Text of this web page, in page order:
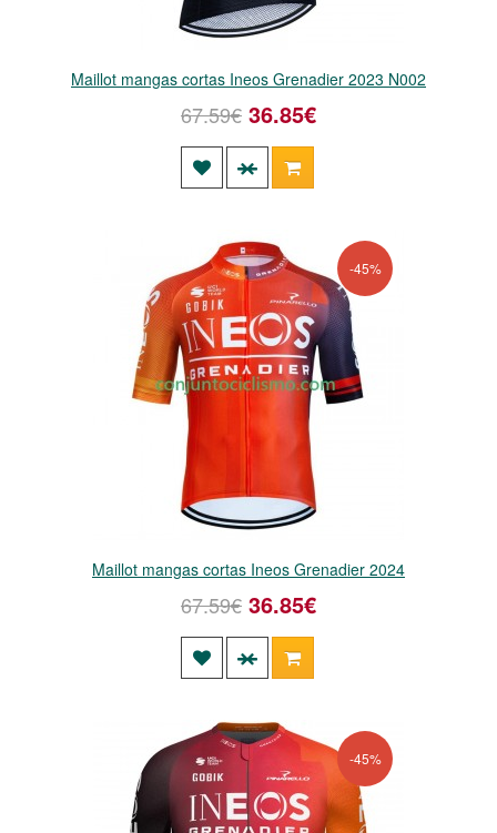
Maillot mangas cortas Ineos Grenadier 2023 N002
67.59€ 36.85€
-45%
Maillot mangas cortas Ineos Grenadier 2024
67.59€ 36.85€
-45%